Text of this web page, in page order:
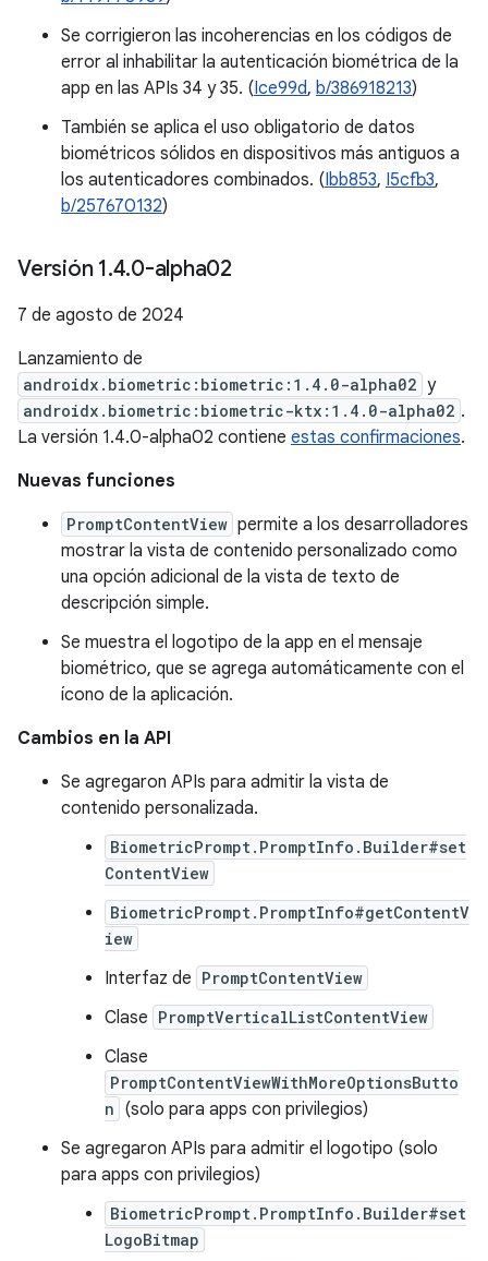
Se corrigieron las incoherencias en los códigos de
error al inhabilitar la autenticación biométrica de la
app en las APIs 34 y 35. (Ice99d, b/386918213)
También se aplica el uso obligatorio de datos
biométricos sólidos en dispositivos más antiguos a
los autenticadores combinados. (Ibb853, I5cfb3,
b/257670132)
Versión 1.4.0-alpha02
7 de agosto de 2024
Lanzamiento de
androidx.biometric:biometric:1.4.0-alpha02 y
androidx.biometric:biometric-ktx:1.4.0-alpha02 .
La versión 1.4.0-alpha02 contiene estas confirmaciones.
Nuevas funciones
PromptContentView permite a los desarrolladores
mostrar la vista de contenido personalizado como
una opción adicional de la vista de texto de
descripción simple.
Se muestra el logotipo de la app en el mensaje
biométrico, que se agrega automáticamente con el
ícono de la aplicación.
Cambios en la API
Se agregaron APIs para admitir la vista de
contenido personalizada.
BiometricPrompt.PromptInfo.Builder#set
ContentView
BiometricPrompt.PromptInfo#getContentV
iew
Interfaz de PromptContentView
Clase PromptVerticalListContentView
Clase
PromptContentViewWithMoreOptionsButto
n (solo para apps con privilegios)
Se agregaron APIs para admitir el logotipo (solo
para apps con privilegios)
BiometricPrompt.PromptInfo.Builder#set
LogoBitmap